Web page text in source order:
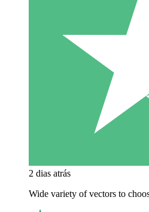
2 dias atrás
Wide variety of vectors to